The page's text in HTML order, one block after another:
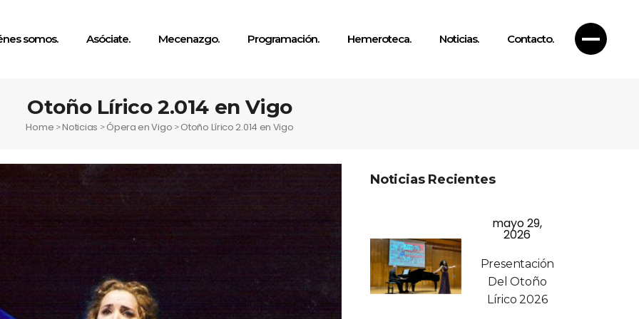
somos. Asóciate. Mecenazgo. Programación. Hemeroteca. Noticias. Contacto.
Otoño Lírico 2.014 en Vigo
Home >Noticias >Ópera en Vigo >Otoño Lírico 2.014 en Vigo
Noticias Recientes
mayo 29,
2026
Presentación
Del Otoño
Lírico 2026